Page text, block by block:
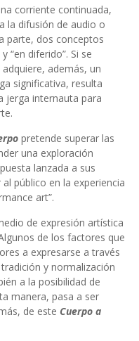
corriente continuada,
la difusión de audio o
parte, dos conceptos
“en diferido”. Si se
además, un
significativa, resulta
jerga internauta para
pretende superar las
una exploración
lanzada a sus
público en la experiencia
art”.
de expresión artística
de los factores que
a expresarse a través
y normalización
a la posibilidad de
manera, pasa a ser
de este Cuerpo a